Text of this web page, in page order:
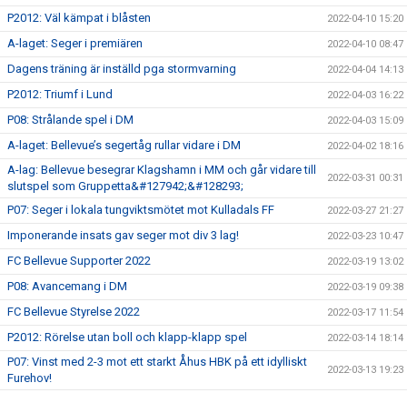
P2012: Väl kämpat i blåsten 2022-04-10 15:20
A-laget: Seger i premiären 2022-04-10 08:47
Dagens träning är inställd pga stormvarning 2022-04-04 14:13
P2012: Triumf i Lund 2022-04-03 16:22
P08: Strålande spel i DM 2022-04-03 15:09
A-laget: Bellevue’s segertåg rullar vidare i DM 2022-04-02 18:16
A-lag: Bellevue besegrar Klagshamn i MM och går vidare till
slutspel som Gruppetta&#127942;&#128293;
2022-03-31 00:31
P07: Seger i lokala tungviktsmötet mot Kulladals FF 2022-03-27 21:27
Imponerande insats gav seger mot div 3 lag! 2022-03-23 10:47
FC Bellevue Supporter 2022 2022-03-19 13:02
P08: Avancemang i DM 2022-03-19 09:38
FC Bellevue Styrelse 2022 2022-03-17 11:54
P2012: Rörelse utan boll och klapp-klapp spel 2022-03-14 18:14
P07: Vinst med 2-3 mot ett starkt Åhus HBK på ett idylliskt
Furehov!
2022-03-13 19:23